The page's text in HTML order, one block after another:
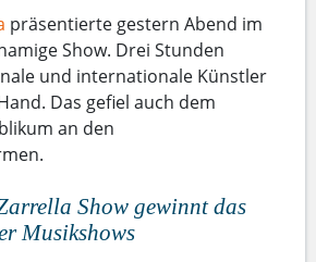
präsentierte gestern Abend im
Show. Drei Stunden
und internationale Künstler
Das gefiel auch dem
an den
Show gewinnt das
Musikshows